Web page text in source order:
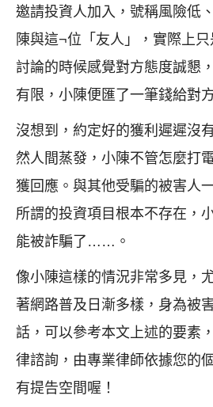
邀請投資人加入，號稱風險低
陳與這¬位「友人」，實際上
討論的時候感覺對方態度誠懇
有限，小陳便匯了一筆錢給對
沒想到，約定好的獲利遲遲沒
然人間蒸發，小陳不管怎麼打
獲回應。與其他受騙的被害人
所謂的投資項目根本不存在，
能被詐騙了……。
像小陳這樣的情況非常多見，
著網路普及日漸多樣，身為被
話，可以參考本文上述的要素
律諮詢，由專業律師依據您的
有提告空間喔！